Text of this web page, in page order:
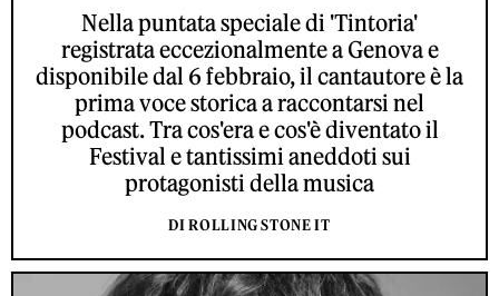
Nella puntata speciale di 'Tintoria'
registrata eccezionalmente a Genova e
disponibile dal 6 febbraio, il cantautore è la
prima voce storica a raccontarsi nel
podcast. Tra cos'era e cos'è diventato il
Festival e tantissimi aneddoti sui
protagonisti della musica
DI ROLLING STONE IT